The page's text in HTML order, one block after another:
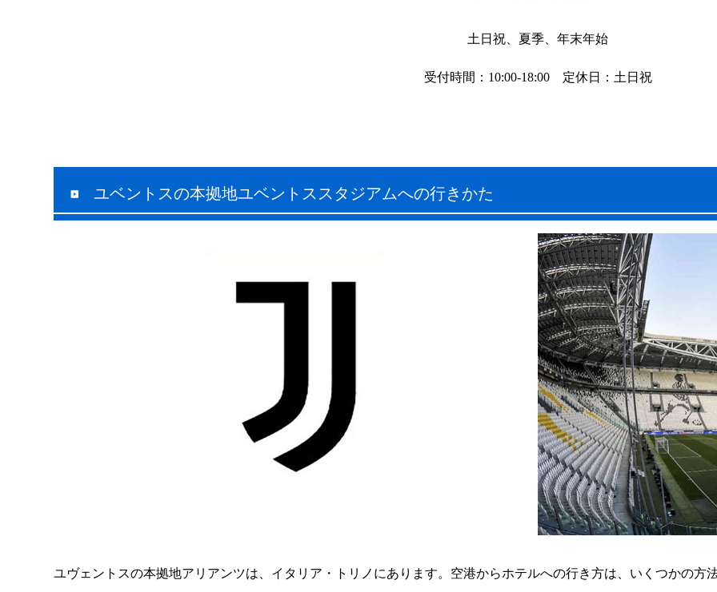
土日祝、夏季、年末年始
受付時間：10:00-18:00 定休日：土日祝
ユベントスの本拠地ユベントススタジアムへの行きかた
ユヴェントスの本拠地アリアンツは、イタリア・トリノにあります。空港からホテルへの行き方は、いくつかの方